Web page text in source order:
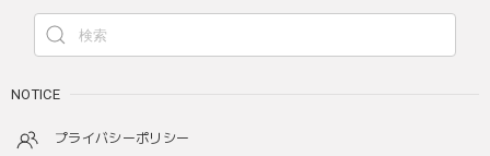
NOTICE
プライバシーポリシー